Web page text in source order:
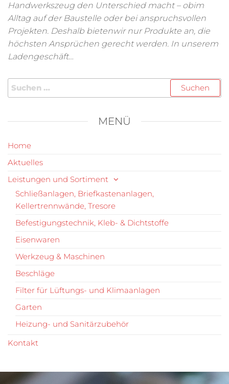
Handwerkszeug den Unterschied macht – obim
Alltag auf der Baustelle oder bei anspruchsvollen
Projekten. Deshalb bietenwir nur Produkte an, die
höchsten Ansprüchen gerecht werden. In unserem
Ladengeschäft…
MENÜ
Home
Aktuelles
Leistungen und Sortiment
Schließanlagen, Briefkastenanlagen,
Kellertrennwände, Tresore
Befestigungstechnik, Kleb- & Dichtstoffe
Eisenwaren
Werkzeug & Maschinen
Beschläge
Filter für Lüftungs- und Klimaanlagen
Garten
Heizung- und Sanitärzubehör
Kontakt